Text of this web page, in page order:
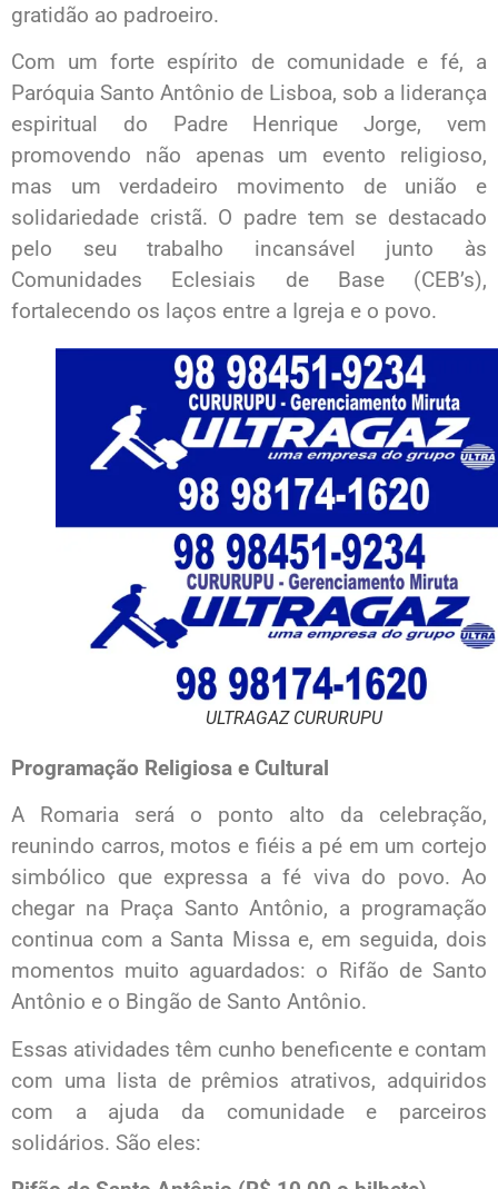
gratidão ao padroeiro.
Com um forte espírito de comunidade e fé, a
Paróquia Santo Antônio de Lisboa, sob a liderança
espiritual do Padre Henrique Jorge, vem
promovendo não apenas um evento religioso,
mas um verdadeiro movimento de união e
solidariedade cristã. O padre tem se destacado
pelo seu trabalho incansável junto às
Comunidades Eclesiais de Base (CEB’s),
fortalecendo os laços entre a Igreja e o povo.
ULTRAGAZ CURURUPU
Programação Religiosa e Cultural
A Romaria será o ponto alto da celebração,
reunindo carros, motos e fiéis a pé em um cortejo
simbólico que expressa a fé viva do povo. Ao
chegar na Praça Santo Antônio, a programação
continua com a Santa Missa e, em seguida, dois
momentos muito aguardados: o Rifão de Santo
Antônio e o Bingão de Santo Antônio.
Essas atividades têm cunho beneficente e contam
com uma lista de prêmios atrativos, adquiridos
com a ajuda da comunidade e parceiros
solidários. São eles: